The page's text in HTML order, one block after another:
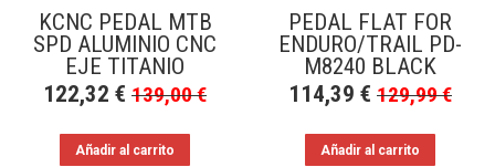
KCNC PEDAL MTB
SPD ALUMINIO CNC
EJE TITANIO
122,32 € 139,00€
Añadir al carrito
PEDAL FLAT FOR
ENDURO/TRAIL PD-
M8240 BLACK
114,39 € 129,99€
Añadir al carrito